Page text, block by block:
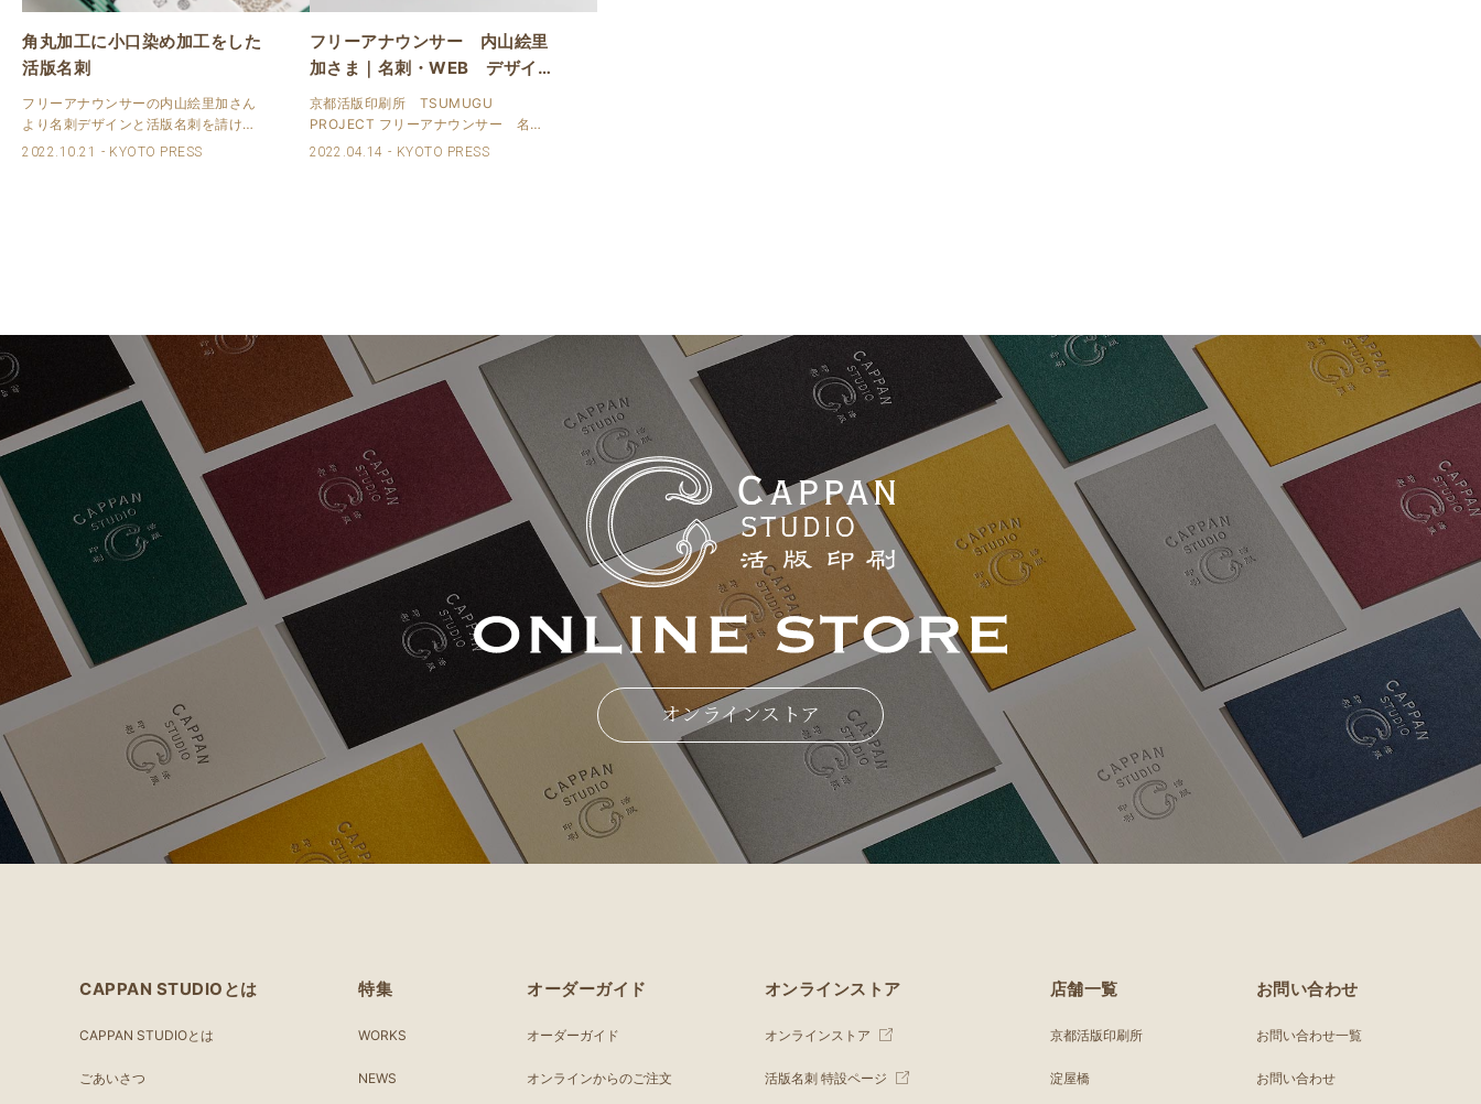
角丸加工に小口染め加工をした
活版名刺
フリーアナウンサーの内山絵里加さん
より名刺デザインと活版名刺を請け賜
わりました。 前回デザインさせて頂い
2022.10.21 KYOTO PRESS
フリーアナウンサー 内山絵里
加さま｜名刺・WEB デザイ
ン
京都活版印刷所 TSUMUGU
PROJECT フリーアナウンサー 名刺
デザイン、印刷/WEB デザイン ＳＢ
2022.04.14 KYOTO PRESS
オンラインストア
CAPPAN STUDIOとは
CAPPAN STUDIOとは
ごあいさつ
特集
WORKS
NEWS
オーダーガイド
オーダーガイド
オンラインからのご注文
オンラインストア
オンラインストア
活版名刺 特設ページ
店舗一覧
京都活版印刷所
淀屋橋
お問い合わせ
お問い合わせ一覧
お問い合わせ